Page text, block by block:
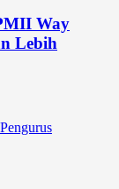
Way
Lebih